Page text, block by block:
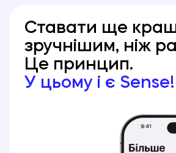
Ставати ще
зручнішим, ніж
Це принцип.
У цьому і є Sense!